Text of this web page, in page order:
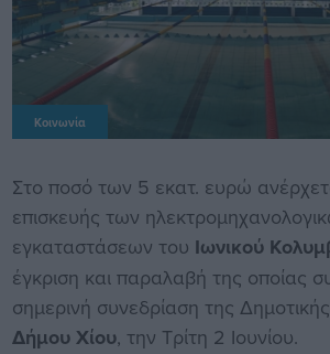
Κοινωνία
Στο ποσό των 5 εκατ. ευρώ
επισκευής των
εγκαταστάσεων του Ιωνικού
έγκριση και παραλαβή της οποίας
σημερινή συνεδρίαση της
Δήμου Χίου, την Τρίτη 2 Ιουνίου.